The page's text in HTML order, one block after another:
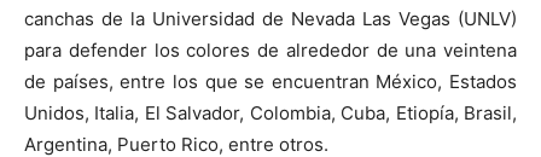
canchas de la Universidad de Nevada Las Vegas (UNLV)
para defender los colores de alrededor de una veintena
de países, entre los que se encuentran México, Estados
Unidos, Italia, El Salvador, Colombia, Cuba, Etiopía, Brasil,
Argentina, Puerto Rico, entre otros.